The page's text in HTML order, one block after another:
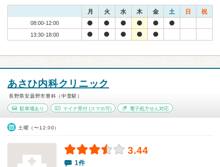
月 火 水 木 金 土 日 祝
08:00-12:00
13:30-18:00
あさひ内科クリニック
長野県安曇野市豊科（中萱駅）
駐車場あり マイナ受付(スマホ可) 電子処方せん対応
土曜（〜12:00）
3.44
1件